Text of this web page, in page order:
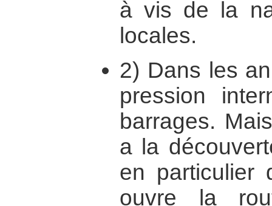
à vis de la
locales.
2) Dans les
pression
barrages.
a la
en particulier
ouvre la